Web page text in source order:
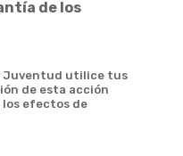
de los
Juventud utilice tus
de esta acción
los efectos de